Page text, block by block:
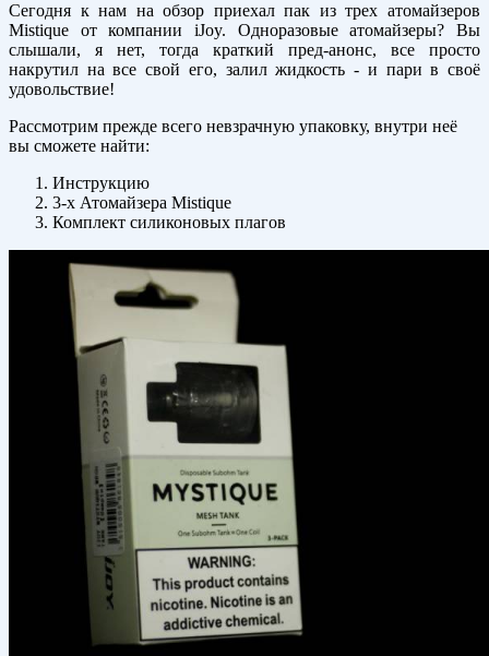
Сегодня к нам на обзор приехал пак из трех атомайзеров
Mistique от компании iJoy. Одноразовые атомайзеры? Вы
слышали, я нет, тогда краткий пред-анонс, все просто
накрутил на все свой его, залил жидкость - и пари в своё
удовольствие!
Рассмотрим прежде всего невзрачную упаковку, внутри неё
вы сможете найти:
Инструкцию
3-х Атомайзера Mistique
Комплект силиконовых плагов